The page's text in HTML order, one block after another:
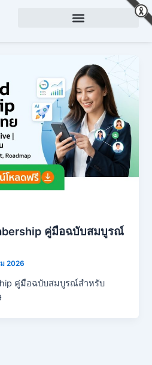
คู่มือฉบับสมบูรณ์
2026
คู่มือฉบับสมบูรณ์สำหรับ